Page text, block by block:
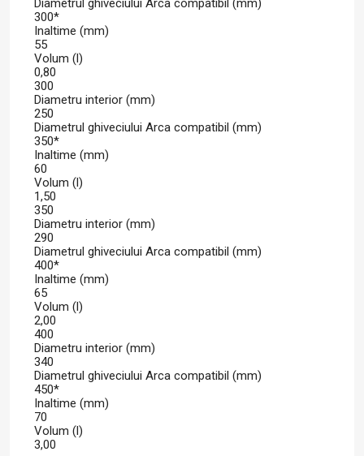
Diametrul ghiveciului Arca compatibil (mm)
300*
Inaltime (mm)
55
Volum (l)
0,80
300
Diametru interior (mm)
250
Diametrul ghiveciului Arca compatibil (mm)
350*
Inaltime (mm)
60
Volum (l)
1,50
350
Diametru interior (mm)
290
Diametrul ghiveciului Arca compatibil (mm)
400*
Inaltime (mm)
65
Volum (l)
2,00
400
Diametru interior (mm)
340
Diametrul ghiveciului Arca compatibil (mm)
450*
Inaltime (mm)
70
Volum (l)
3,00